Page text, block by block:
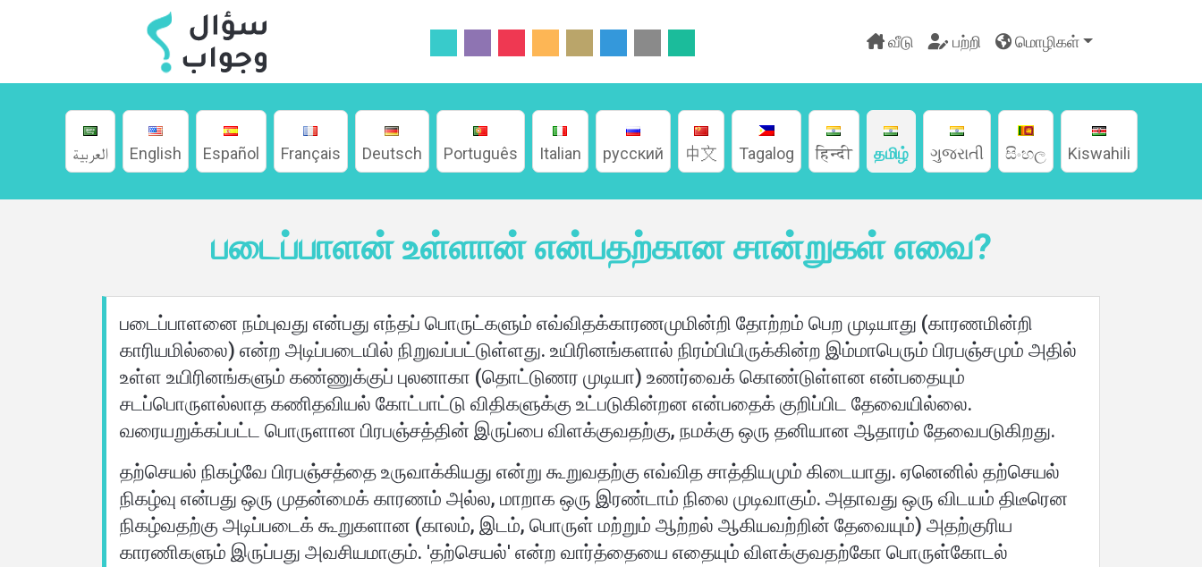
வீடு பற்றி மொழிகள்
العربية English Español Français Deutsch Português Italian русский 中文 Tagalog हिन्दी தமிழ் ગુજરાતી සිංහල Kiswahili
படைப்பாளன் உள்ளான் என்பதற்கான சான்றுகள் எவை?
படைப்பாளனை நம்புவது என்பது எந்தப் பொருட்களும் எவ்விதக்காரணமுமின்றி தோற்றம் பெற முடியாது (காரணமின்றி
காரியமில்லை) என்ற அடிப்படையில் நிறுவப்பட்டுள்ளது. உயிரினங்களால் நிரம்பியிருக்கின்ற இம்மாபெரும் பிரபஞ்சமும் அதில்
உள்ள உயிரினங்களும் கண்ணுக்குப் புலனாகா (தொட்டுணர முடியா) உணர்வைக் கொண்டுள்ளன என்பதையும்
சடப்பொருளல்லாத கணிதவியல் கோட்பாட்டு விதிகளுக்கு உட்படுகின்றன என்பதைக் குறிப்பிட தேவையில்லை.
வரையறுக்கப்பட்ட பொருளான பிரபஞ்சத்தின் இருப்பை விளக்குவதற்கு, நமக்கு ஒரு தனியான ஆதாரம் தேவைபடுகிறது.
தற்செயல் நிகழ்வே பிரபஞ்சத்தை உருவாக்கியது என்று கூறுவதற்கு எவ்வித சாத்தியமும் கிடையாது. ஏனெனில் தற்செயல்
நிகழ்வு என்பது ஒரு முதன்மைக் காரணம் அல்ல, மாறாக ஒரு இரண்டாம் நிலை முடிவாகும். அதாவது ஒரு விடயம் திடீரென
நிகழ்வதற்கு அடிப்படைக் கூறுகளான (காலம், இடம், பொருள் மற்றும் ஆற்றல் ஆகியவற்றின் தேவையும்) அதற்குரிய
காரணிகளும் இருப்பது அவசியமாகும். 'தற்செயல்' என்ற வார்த்தையை எதையும் விளக்குவதற்கோ பொருள்கோடல்